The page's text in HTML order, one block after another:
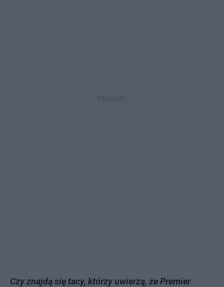
Czy znajdą się tacy, którzy uwierzą, że Premier